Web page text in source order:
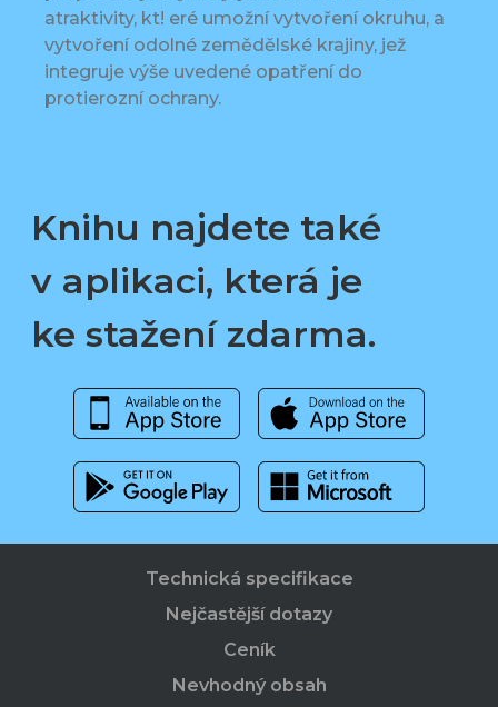
atraktivity, kt! eré umožní vytvoření okruhu, a
vytvoření odolné zemědělské krajiny, jež
integruje výše uvedené opatření do
protierozní ochrany.
Knihu najdete také
v aplikaci, která je
ke stažení zdarma.
Technická specifikace
Nejčastější dotazy
Ceník
Nevhodný obsah